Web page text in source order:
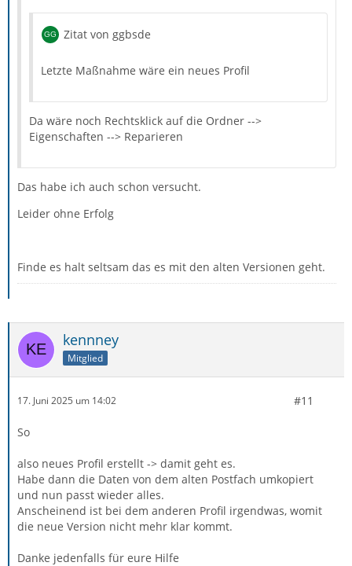
Zitat von ggbsde
Letzte Maßnahme wäre ein neues Profil
Da wäre noch Rechtsklick auf die Ordner -->
Eigenschaften --> Reparieren
Das habe ich auch schon versucht.
Leider ohne Erfolg
Finde es halt seltsam das es mit den alten Versionen geht.
kennney
Mitglied
17. Juni 2025 um 14:02 #11
So
also neues Profil erstellt -> damit geht es.
Habe dann die Daten von dem alten Postfach umkopiert
und nun passt wieder alles.
Anscheinend ist bei dem anderen Profil irgendwas, womit
die neue Version nicht mehr klar kommt.
Danke jedenfalls für eure Hilfe